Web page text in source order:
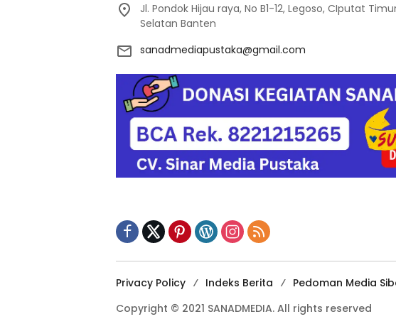
Jl. Pondok Hijau raya, No B1-12, Legoso, CIputat
Selatan Banten
sanadmediapustaka@gmail.com
Privacy Policy Indeks Berita
Pedoman Media
Copyright © 2021 SANADMEDIA. All rights reserved